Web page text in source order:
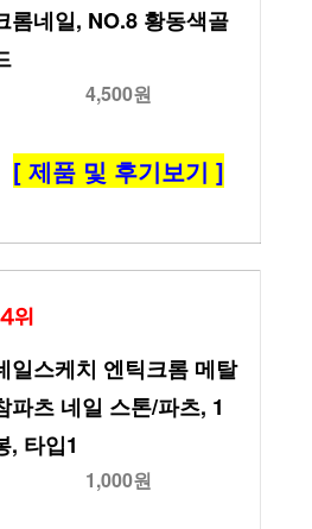
롬네일, NO.8 황동색골
4,500원
[ 제품 및 후기보기 ]
위
일스케치 엔틱크롬 메탈
파츠 네일 스톤/파츠, 1
, 타입1
1,000원